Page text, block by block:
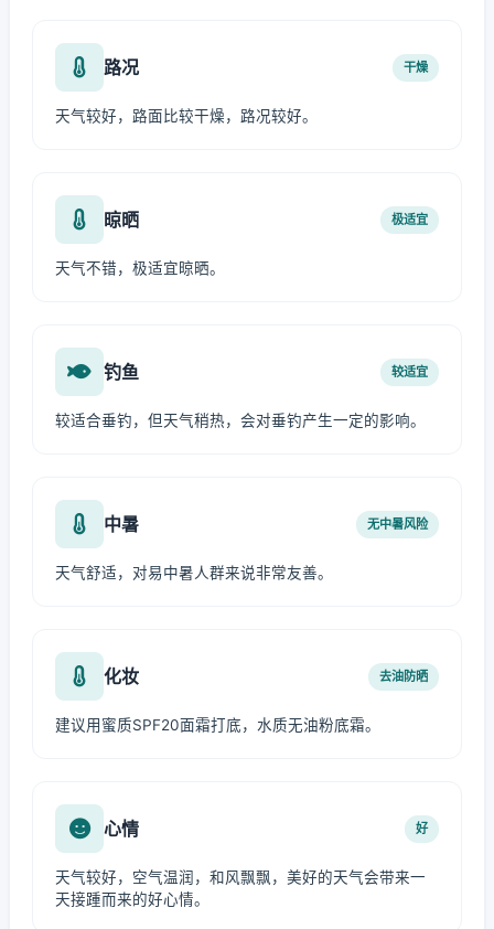
路况 干燥
天气较好，路面比较干燥，路况较好。
晾晒 极适宜
天气不错，极适宜晾晒。
钓鱼 较适宜
较适合垂钓，但天气稍热，会对垂钓产生一定的影响。
中暑 无中暑风险
天气舒适，对易中暑人群来说非常友善。
化妆 去油防晒
建议用蜜质SPF20面霜打底，水质无油粉底霜。
心情 好
天气较好，空气温润，和风飘飘，美好的天气会带来一
天接踵而来的好心情。